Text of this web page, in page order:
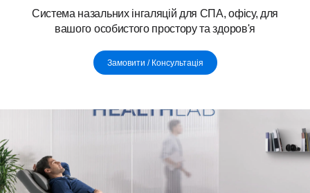
Cистема назальних інгаляцій для СПА, офісу, для
вашого особистого простору та здоров'я
Замовити / Консультація